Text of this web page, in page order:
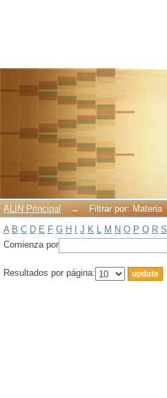
ALIN Principal →
Filtrar por: Materia
A B C D E F G H J K L M N O P Q R S
Comienza por
Resultados por página: